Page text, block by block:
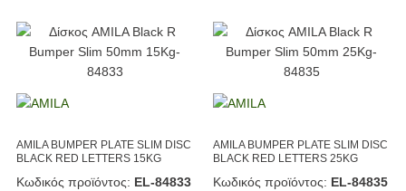
AMILA BUMPER PLATE SLIM DISC
BLACK RED LETTERS 15KG
Κωδικός προϊόντος: EL-84833
AMILA BUMPER PLATE SLIM DISC
BLACK RED LETTERS 25KG
Κωδικός προϊόντος: EL-84835